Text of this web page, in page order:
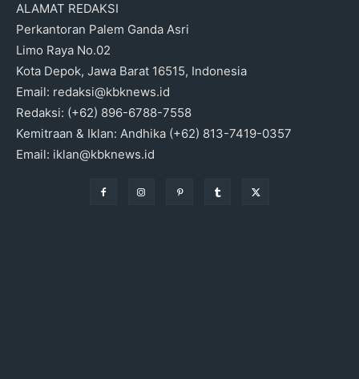
ALAMAT REDAKSI
Perkantoran Palem Ganda Asri
Limo Raya No.02
Kota Depok, Jawa Barat 16515, Indonesia
Email: redaksi@kbknews.id
Redaksi: (+62) 896-6788-7558
Kemitraan & Iklan: Andhika (+62) 813-7419-0357
Email: iklan@kbknews.id